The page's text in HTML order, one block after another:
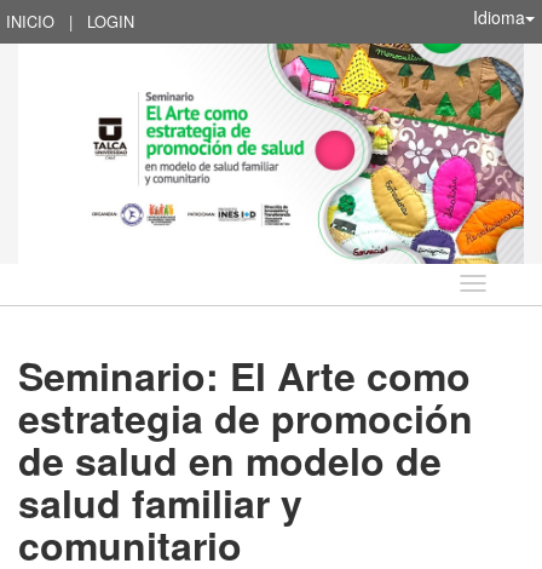
INICIO | LOGIN Idioma
Idioma
Seminario: El Arte como
estrategia de promoción
de salud en modelo de
salud familiar y
comunitario